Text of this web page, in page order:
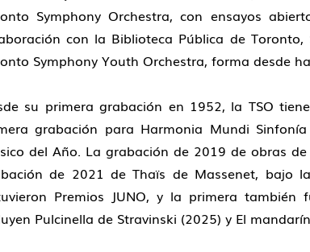
Symphony Orchestra, con ensayos
con la Biblioteca Pública de
Symphony Youth Orchestra, forma desde
su primera grabación en 1952, la TSO
grabación para Harmonia Mundi
del Año. La grabación de 2019 de obras
de 2021 de Thaïs de Massenet, bajo
Premios JUNO, y la primera
Pulcinella de Stravinski (2025) y El